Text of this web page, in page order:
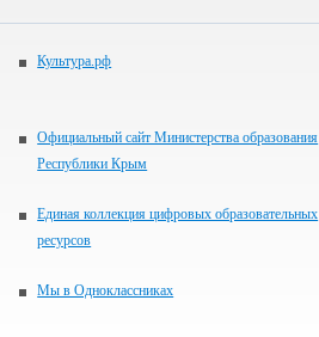
Культура.рф
Официальный сайт Министерства образования
Республики Крым
Единая коллекция цифровых образовательных
ресурсов
Мы в Одноклассниках